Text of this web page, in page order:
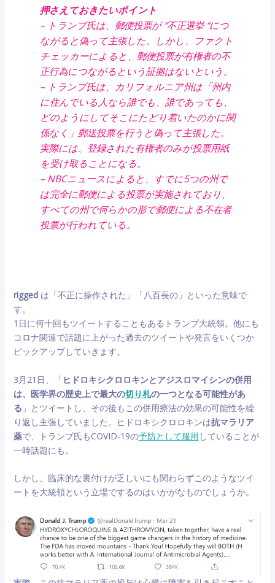
押さえておきたいポイント
– トランプ氏は、郵便投票が “不正選挙 “につ
ながると偽って主張した。しかし、ファクト
チェッカーによると、郵便投票が有権者の不
正行為につながるという証拠はないという。
– トランプ氏は、カリフォルニア州は「州内
に住んでいる人なら誰でも、誰であっても、
どのようにしてそこにたどり着いたのかに関
係なく」郵送投票を行うと偽って主張した。
実際には、登録された有権者のみが投票用紙
を受け取ることになる。
– NBCニュースによると、すでに5つの州で
は完全に郵便による投票が実施されており、
すべての州で何らかの形で郵便による不在者
投票が行われている。
riggedは「不正に操作された」「八百長の」といった意味で
す。
1日に何十回もツイートすることもあるトランプ大統領。他にも
コロナ関連で話題に上がった過去のツイートや発言をいくつか
ピックアップしていきます。
3月21日、「ヒドロキシクロロキンとアジスロマイシンの併用
は、医学界の歴史上で最大の切り札の一つとなる可能性があ
る 」とツイートし、その後もこの併用療法の効果の可能性を繰
り返し主張していました。ヒドロキシクロロキンは抗マラリア
薬で、トランプ氏もCOVID-19の予防として服用 していることが
一時話題にも。
しかし、臨床的な裏付けが乏しいにも関わらずこのようなツイ
ートを大統領という立場でするのはいかがなものでしょうか。